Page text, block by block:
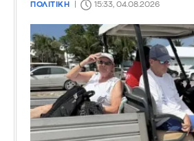
ΠΟΛΙΤΙΚΗ 15:33, 04.08.2026